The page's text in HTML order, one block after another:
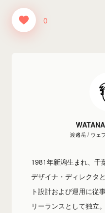
0
渡邉岳 / ウェ
1981年新潟生まれ、千
デザイナ・ディレクタ
ト設計および運用に従
リーランスとして独立